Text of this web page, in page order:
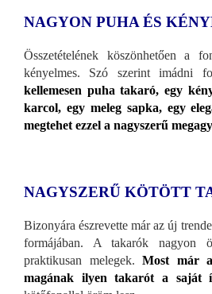
NAGYON PUHA ÉS
Összetételének köszönhetően a
kényelmes. Szó szerint imádni
kellemesen puha takaró, egy
karcol, egy meleg sapka, egy
megtehet ezzel a nagyszerű
NAGYSZERŰ KÖTÖTT
Bizonyára észrevette már az új
formájában. A takarók nagyon
praktikusan melegek.Most már
magának ilyen takarót a saját